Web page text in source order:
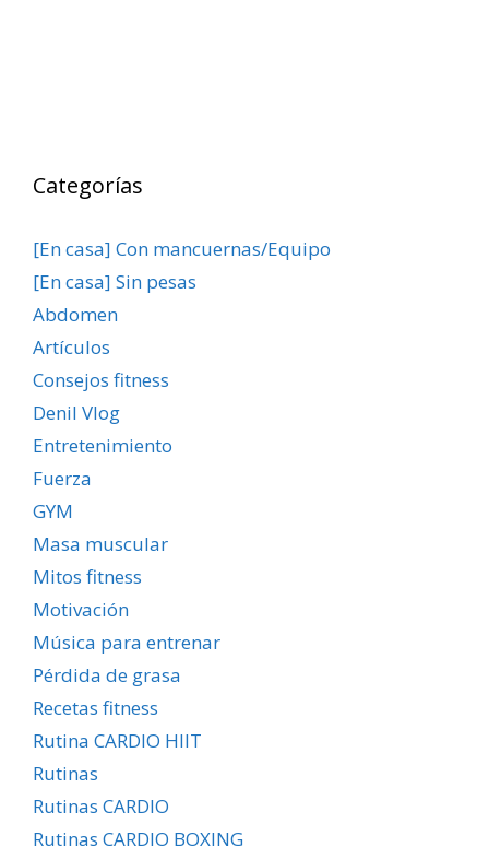
Categorías
[En casa] Con mancuernas/Equipo
[En casa] Sin pesas
Abdomen
Artículos
Consejos fitness
Denil Vlog
Entretenimiento
Fuerza
GYM
Masa muscular
Mitos fitness
Motivación
Música para entrenar
Pérdida de grasa
Recetas fitness
Rutina CARDIO HIIT
Rutinas
Rutinas CARDIO
Rutinas CARDIO BOXING